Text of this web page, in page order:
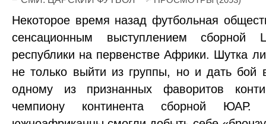
Некоторое время назад футбольная
сенсационным выступлением сборной
республики на первенстве Африки. Шутка
не только выйти из группы, но и дать бой
одному из признанных фаворитов
чемпиону континента сборной ЮАР.